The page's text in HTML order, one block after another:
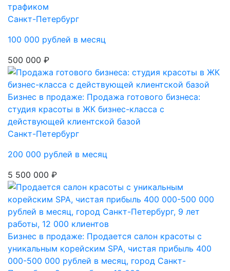
трафиком
Санкт-Петербург
100 000 рублей в месяц
500 000 ₽
Бизнес в продаже: Продажа готового бизнеса:
студия красоты в ЖК бизнес-класса с
действующей клиентской базой
Санкт-Петербург
200 000 рублей в месяц
5 500 000 ₽
Бизнес в продаже: Продается салон красоты с
уникальным корейским SPA, чистая прибыль 400
000-500 000 рублей в месяц, город Санкт-